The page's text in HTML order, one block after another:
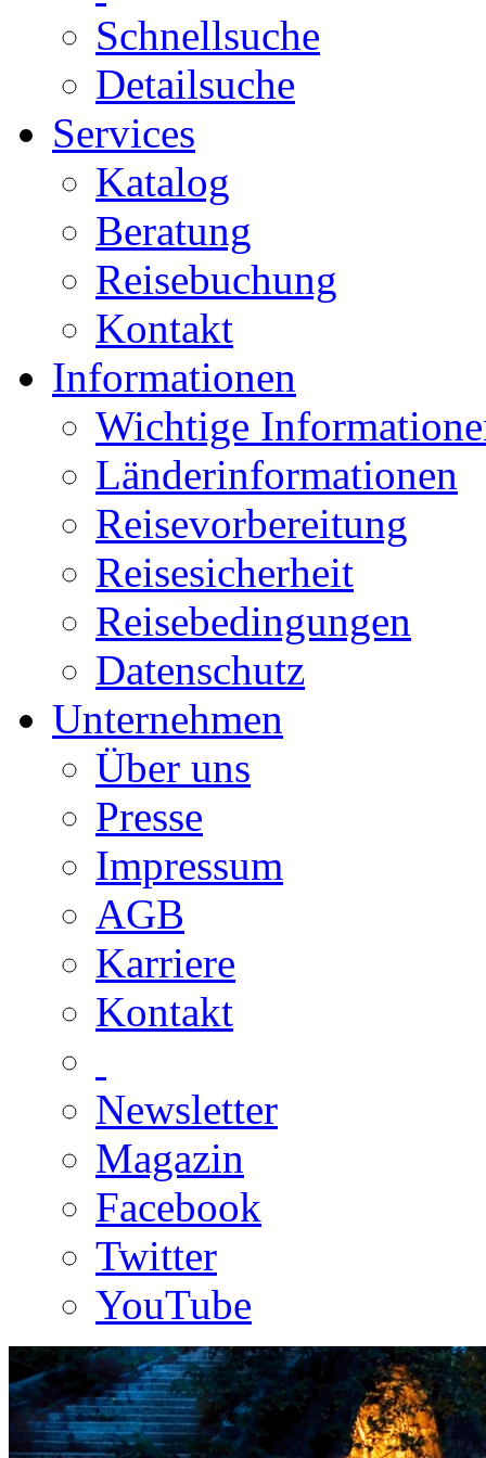
Schnellsuche
Detailsuche
Services
Katalog
Beratung
Reisebuchung
Kontakt
Informationen
Wichtige
Länderinformationen
Reisevorbereitung
Reisesicherheit
Reisebedingungen
Datenschutz
Unternehmen
Über uns
Presse
Impressum
AGB
Karriere
Kontakt
Newsletter
Magazin
Facebook
Twitter
YouTube